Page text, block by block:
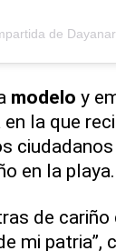
de
modelo y
la que
en la playa.
de cariño
mi patria”,